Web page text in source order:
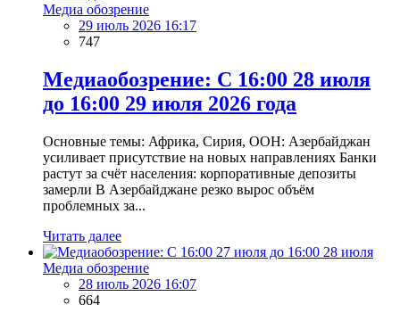
Медиа обозрение
29 июль 2026 16:17
747
Медиаобозрение: С 16:00 28 июля
до 16:00 29 июля 2026 года
Основные темы: Африка, Сирия, ООН: Азербайджан
усиливает присутствие на новых направлениях Банки
растут за счёт населения: корпоративные депозиты
замерли В Азербайджане резко вырос объём
проблемных за...
Читать далее
Медиа обозрение
28 июль 2026 16:07
664